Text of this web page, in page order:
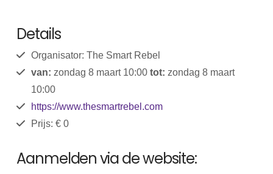
Details
Organisator: The Smart Rebel
van: zondag 8 maart 10:00 tot: zondag 8 maart
10:00
https://www.thesmartrebel.com
Prijs: € 0
Aanmelden via de website: